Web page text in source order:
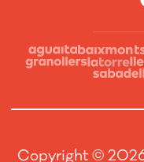
Copyright ©